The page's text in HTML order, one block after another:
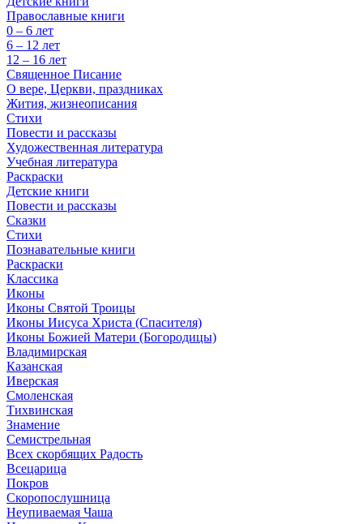
Православные книги
0 – 6 лет
6 – 12 лет
12 – 16 лет
Священное Писание
О вере, Церкви, праздниках
Жития, жизнеописания
Стихи
Повести и рассказы
Художественная литература
Учебная литература
Раскраски
Детские книги
Повести и рассказы
Сказки
Стихи
Познавательные книги
Раскраски
Классика
Иконы
Иконы Святой Троицы
Иконы Иисуса Христа (Спасителя)
Иконы Божией Матери (Богородицы)
Владимирская
Казанская
Иверская
Смоленская
Тихвинская
Знамение
Семистрельная
Всех скорбящих Радость
Всецарица
Покров
Скоропослушница
Неупиваемая Чаша